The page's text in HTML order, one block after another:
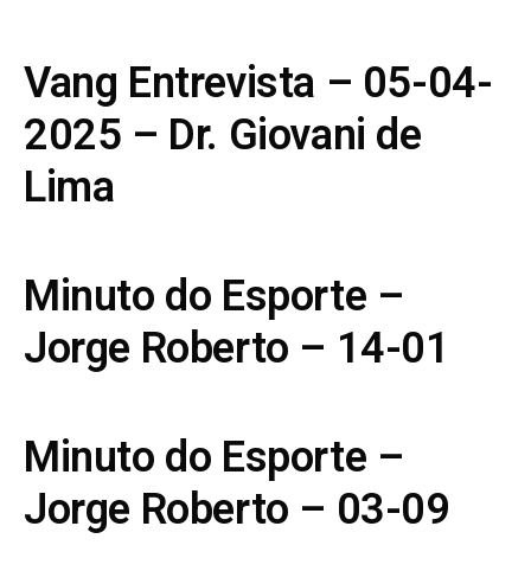
Vang Entrevista – 05-04-
2025 – Dr. Giovani de
Lima
Minuto do Esporte –
Jorge Roberto – 14-01
Minuto do Esporte –
Jorge Roberto – 03-09